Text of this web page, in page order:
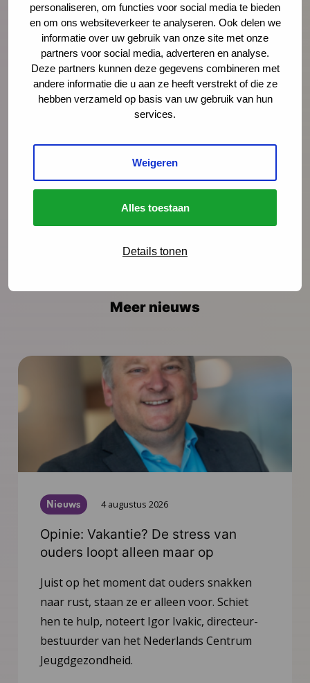
personaliseren, om functies voor social media te bieden
en om ons websiteverkeer te analyseren. Ook delen we
informatie over uw gebruik van onze site met onze
partners voor social media, adverteren en analyse.
Deze partners kunnen deze gegevens combineren met
andere informatie die u aan ze heeft verstrekt of die ze
hebben verzameld op basis van uw gebruik van hun
services.
Weigeren
Alles toestaan
Details tonen
Bericht
Meer nieuws
Nieuws 4 augustus 2026
Opinie: Vakantie? De stress van
ouders loopt alleen maar op
Juist op het moment dat ouders snakken
naar rust, staan ze er alleen voor. Schiet
hen te hulp, noteert Igor Ivakic, directeur-
bestuurder van het Nederlands Centrum
Jeugdgezondheid.